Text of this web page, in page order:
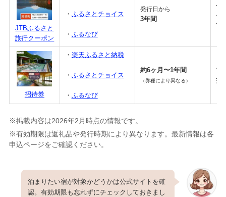
JTBふるさと
旅行クーポン
・ ふるさとチョイス
・ ふるなび
発行日から
3年間
ネ
予
招待券
・ 楽天ふるさと納税
・ ふるさとチョイス
・ ふるなび
約6ヶ月〜1年間
（券種により異なる）
プ
招
※掲載内容は2026年2月時点の情報です。
※有効期限は返礼品や発行時期により異なります。最新情報は各
申込ページをご確認ください。
泊まりたい宿が対象かどうかは公式サイトを確
認。有効期限も忘れずにチェックしておきまし